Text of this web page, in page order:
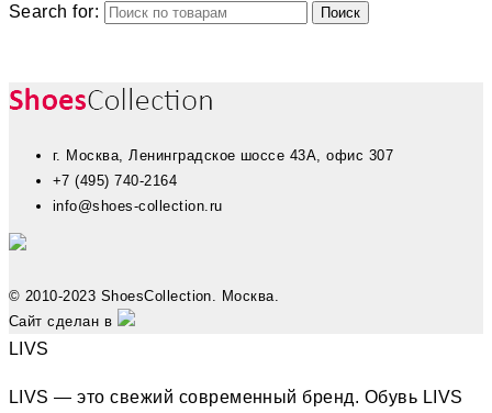
Search for:
г. Москва, Ленинградское шоссе 43А, офис 307
+7 (495) 740-2164
info@shoes-collection.ru
© 2010-2023 ShoesCollection. Москва.
Сайт сделан в
LIVS
LIVS — это свежий современный бренд. Обувь LIVS